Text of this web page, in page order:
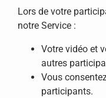
Lors de votre
notre Service :
Votre vidéo et
autres
Vous
participants.